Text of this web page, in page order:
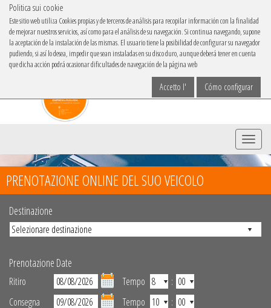
Politica sui cookie
Este sitio web utiliza Cookies propias y de terceros de análisis para recopilar información con la finalidad
de mejorar nuestros servicios, así como para el análisis de su navegación. Si continua navegando, supone
la aceptación de la instalación de las mismas. El usuario tiene la posibilidad de configurar su navegador
pudiendo, si así lo desea, impedir que sean instaladas en su disco duro, aunque deberá tener en cuenta
que dicha acción podrá ocasionar dificultades de navegación de la página web
Cómo configurar
Accetto l'
Scegli la lingua
Menu
PRENOTAZIONE ONLINE DEL SUO VEICOLO
Destinazione
Prenotazione Date
Ritiro Tempo
:
Consegna
Tempo
: